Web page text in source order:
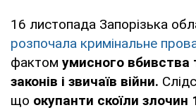
16 листопада Запорізька
розпочала кримінальне
фактом умисного вбивства
законів і звичаїв війни.
що окупанти скоїли